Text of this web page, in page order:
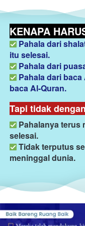
KENAPA
Pahala dari
itu selesai.
Pahala dari
Pahala dari
baca Al-Quran.
Tapi tidak
Pahalanya terus
selesai.
Tidak terputus
meninggal dunia.